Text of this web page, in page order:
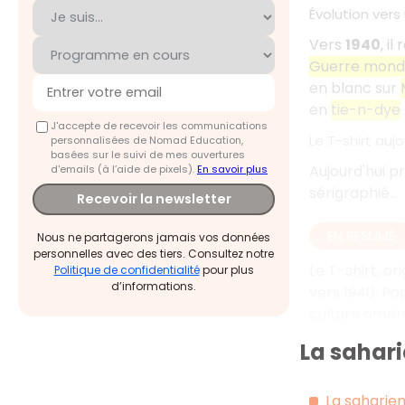
J'accepte de recevoir les communications
personnalisées de Nomad Education,
basées sur le suivi de mes ouvertures
d'emails (à l’aide de pixels).En savoir plus
Recevoir la newsletter
Nous ne partagerons jamais vos données
personnelles avec des tiers. Consultez notre
Politique de confidentialitépour plus
d’informations.
Évolution
Vers 1940, il
Guerre
en blanc sur
en tie-n-dye
La